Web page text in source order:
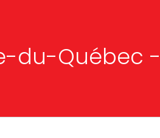
du-Québec